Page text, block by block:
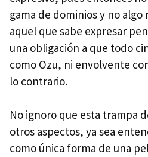
gama de dominios y no
aquel que sabe expresar
una obligación a que todo
como Ozu, ni envolvente
lo contrario.
No ignoro que esta trampa
otros aspectos, ya sea
como única forma de una